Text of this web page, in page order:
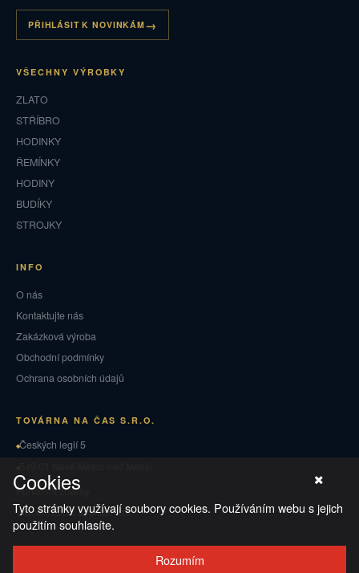
PŘIHLÁSIT K NOVINKÁM
VŠECHNY VÝROBKY
ZLATO
STŘÍBRO
HODINKY
ŘEMÍNKY
HODINY
BUDÍKY
STROJKY
INFO
O nás
Kontaktujte nás
Zakázková výroba
Obchodní podmínky
Ochrana osobních údajů
TOVÁRNA NA ČAS S.R.O.
Českých legií 5
Puncovní značky
Vrácení zboží a reklamace
Ochrana osobních údajů
Cookies
Tyto stránky využívají soubory cookies. Používáním webu s jejich
použitím souhlasíte.
Rozumím